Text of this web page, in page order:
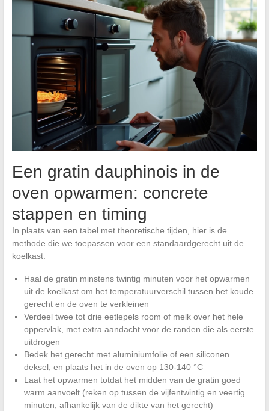
Een gratin dauphinois in de
oven opwarmen: concrete
stappen en timing
In plaats van een tabel met theoretische tijden, hier is de
methode die we toepassen voor een standaardgerecht uit de
koelkast:
Haal de gratin minstens twintig minuten voor het opwarmen
uit de koelkast om het temperatuurverschil tussen het koude
gerecht en de oven te verkleinen
Verdeel twee tot drie eetlepels room of melk over het hele
oppervlak, met extra aandacht voor de randen die als eerste
uitdrogen
Bedek het gerecht met aluminiumfolie of een siliconen
deksel, en plaats het in de oven op 130-140 °C
Laat het opwarmen totdat het midden van de gratin goed
warm aanvoelt (reken op tussen de vijfentwintig en veertig
minuten, afhankelijk van de dikte van het gerecht)